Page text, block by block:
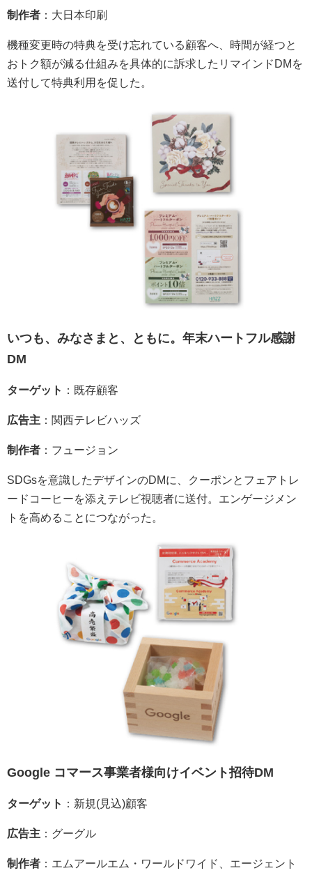
制作者 ：大日本印刷
機種変更時の特典を受け忘れている顧客へ、時間が経つと
おトク額が減る仕組みを具体的に訴求したリマインドDMを
送付して特典利用を促した。
いつも、みなさまと、ともに。年末ハートフル感謝
DM
ターゲット ：既存顧客
広告主 ：関西テレビハッズ
制作者 ：フュージョン
SDGsを意識したデザインのDMに、クーポンとフェアトレ
ードコーヒーを添えテレビ視聴者に送付。エンゲージメン
トを高めることにつながった。
Google コマース事業者様向けイベント招待DM
ターゲット ：新規(見込)顧客
広告主 ：グーグル
制作者 ：エムアールエム・ワールドワイド、エージェント